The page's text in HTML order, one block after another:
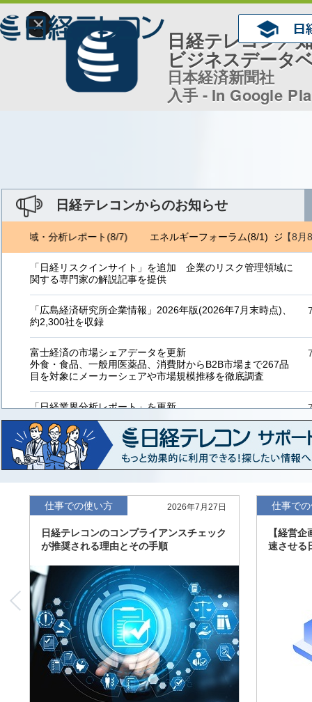
×
日経テレコン／
ビジネスデータ
日本経済新聞社
入手 - In Google
日経テレコンからのお知らせ
【8月
地域・分析レポート(8/7) エネルギーフォーラム(8/1) ジェト
「日経リスクインサイト」を追加 企業のリスク管理領域に
関する専門家の解説記事を提供
「広島経済研究所企業情報」2026年版(2026年7月末時点)、
約2,300社を収録
富士経済の市場シェアデータを更新
外食・食品、一般用医薬品、消費財からB2B市場まで267品
目を対象にメーカーシェアや市場規模推移を徹底調査
「日経業界分析レポート」を更新
「工業用プラスチック製品」「システムインテグレーター」
など20業界の内容を刷新
「東洋経済海外進出企業情報」の2026年版、約3万6千社を
収録
「東洋経済外資系企業情報」の2026年版、約3,100社を収録
「日経POS情報マーケットレポート」の最新版、10～3月実
績の市場動向を速報
「東洋経済会社四季報」2026年夏号に更新、新たに2027年
度の予想を実施
仕事での使い方 2026年7月27日
日経テレコンのコンプライアンスチェック
が推奨される理由とその手順
仕事で
【経営
速させる